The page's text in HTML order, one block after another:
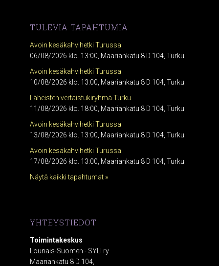
TULEVIA TAPAHTUMIA
Avoin kesäkahvihetki Turussa
06/08/2026 klo. 13:00, Maariankatu 8 D 104, Turku
Avoin kesäkahvihetki Turussa
10/08/2026 klo. 13:00, Maariankatu 8 D 104, Turku
Läheisten vertaistukiryhmä Turku
11/08/2026 klo. 18:00, Maariankatu 8 D 104, Turku
Avoin kesäkahvihetki Turussa
13/08/2026 klo. 13:00, Maariankatu 8 D 104, Turku
Avoin kesäkahvihetki Turussa
17/08/2026 klo. 13:00, Maariankatu 8 D 104, Turku
Näytä kaikki tapahtumat »
YHTEYSTIEDOT
Toimintakeskus
Lounais-Suomen - SYLI ry
Maariankatu 8 D 104,